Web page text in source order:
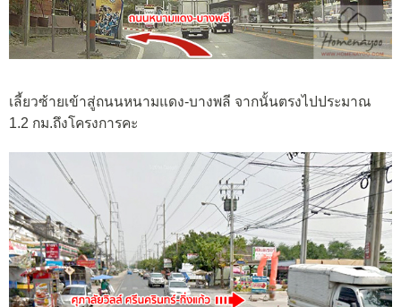
เลี้ยวซ้ายเข้าสู่ถนนหนามแดง-บางพลี จากนั้นตรงไปประมาณ
1.2 กม.ถึงโครงการคะ